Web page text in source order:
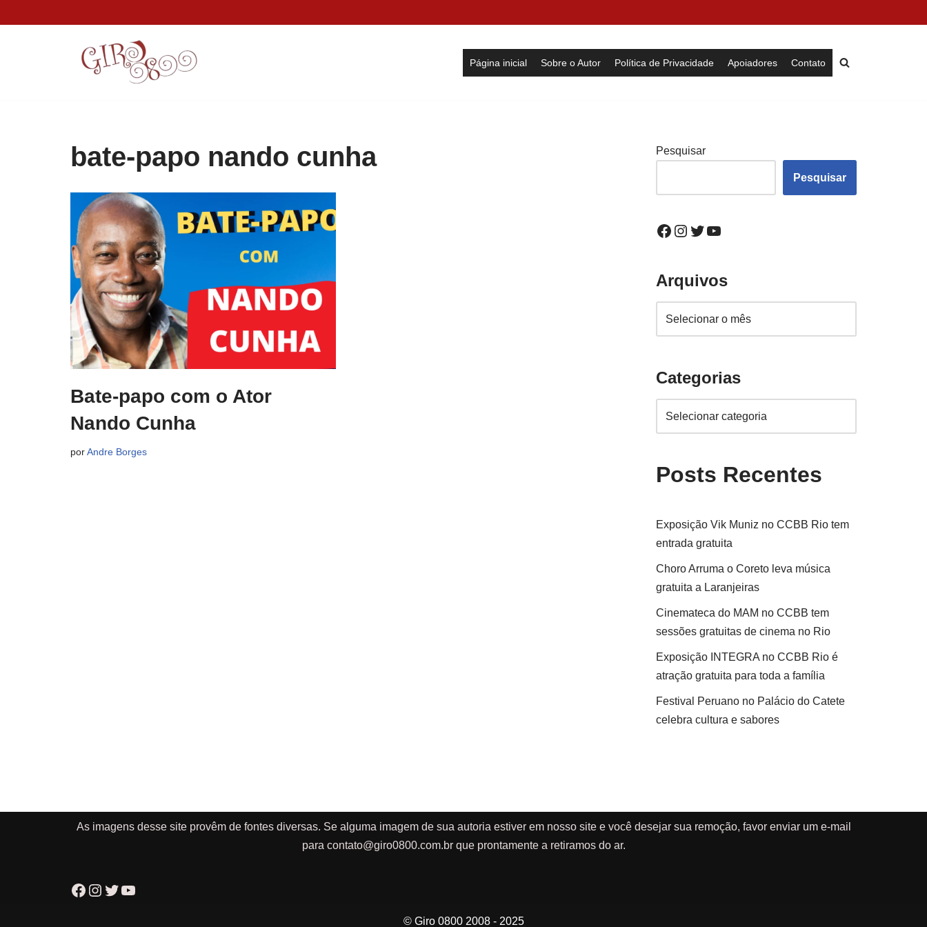
Página inicial Sobre o Autor Política de Privacidade Apoiadores Contato
bate-papo nando cunha
Bate-papo com o Ator
Nando Cunha
porAndre Borges
Pesquisar
Pesquisar
Arquivos
Categorias
Posts Recentes
Exposição Vik Muniz no CCBB Rio tem
entrada gratuita
Choro Arruma o Coreto leva música
gratuita a Laranjeiras
Cinemateca do MAM no CCBB tem
sessões gratuitas de cinema no Rio
Exposição INTEGRA no CCBB Rio é
atração gratuita para toda a família
Festival Peruano no Palácio do Catete
celebra cultura e sabores
As imagens desse site provêm de fontes diversas. Se alguma imagem de sua autoria estiver em nosso site e você desejar sua remoção, favor enviar um e-mail
para contato@giro0800.com.brque prontamente a retiramos do ar.
© Giro 0800 2008 - 2025